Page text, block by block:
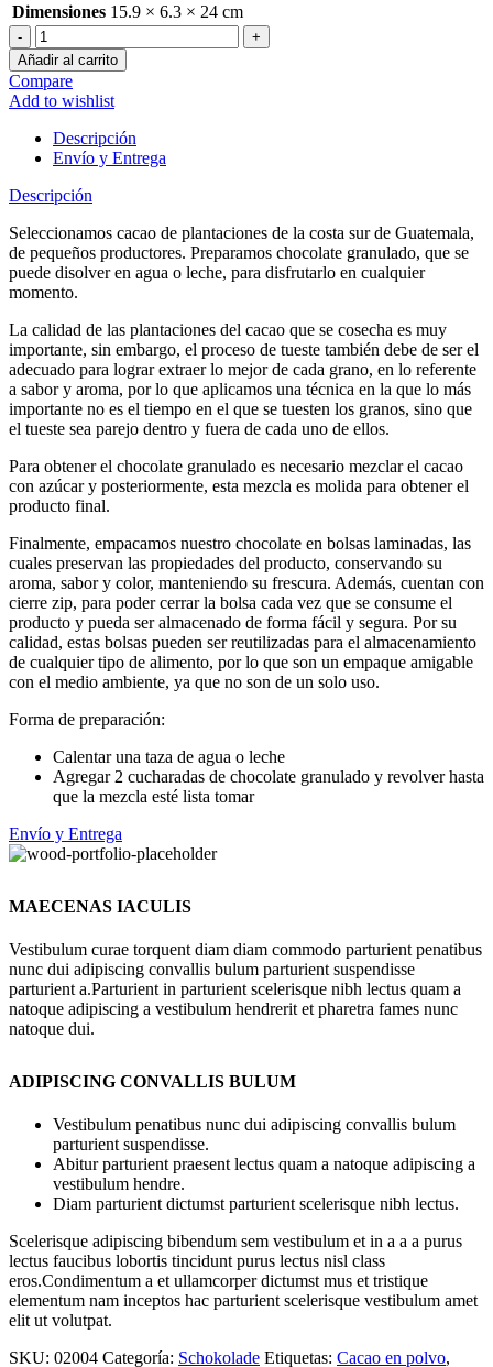
Dimensiones 15.9 × 6.3 × 24 cm
Brincker
Schokolade
Instantáneo
Clásico
400g
cantidad
Añadir al carrito
Compare
Add to wishlist
Descripción
Envío y Entrega
Descripción
Seleccionamos cacao de plantaciones de la costa sur de Guatemala,
de pequeños productores. Preparamos chocolate granulado, que se
puede disolver en agua o leche, para disfrutarlo en cualquier
momento.
La calidad de las plantaciones del cacao que se cosecha es muy
importante, sin embargo, el proceso de tueste también debe de ser el
adecuado para lograr extraer lo mejor de cada grano, en lo referente
a sabor y aroma, por lo que aplicamos una técnica en la que lo más
importante no es el tiempo en el que se tuesten los granos, sino que
el tueste sea parejo dentro y fuera de cada uno de ellos.
Para obtener el chocolate granulado es necesario mezclar el cacao
con azúcar y posteriormente, esta mezcla es molida para obtener el
producto final.
Finalmente, empacamos nuestro chocolate en bolsas laminadas, las
cuales preservan las propiedades del producto, conservando su
aroma, sabor y color, manteniendo su frescura. Además, cuentan con
cierre zip, para poder cerrar la bolsa cada vez que se consume el
producto y pueda ser almacenado de forma fácil y segura. Por su
calidad, estas bolsas pueden ser reutilizadas para el almacenamiento
de cualquier tipo de alimento, por lo que son un empaque amigable
con el medio ambiente, ya que no son de un solo uso.
Forma de preparación:
Calentar una taza de agua o leche
Agregar 2 cucharadas de chocolate granulado y revolver hasta
que la mezcla esté lista tomar
Envío y Entrega
MAECENAS IACULIS
Vestibulum curae torquent diam diam commodo parturient penatibus
nunc dui adipiscing convallis bulum parturient suspendisse
parturient a.Parturient in parturient scelerisque nibh lectus quam a
natoque adipiscing a vestibulum hendrerit et pharetra fames nunc
natoque dui.
ADIPISCING CONVALLIS BULUM
Vestibulum penatibus nunc dui adipiscing convallis bulum
parturient suspendisse.
Abitur parturient praesent lectus quam a natoque adipiscing a
vestibulum hendre.
Diam parturient dictumst parturient scelerisque nibh lectus.
Scelerisque adipiscing bibendum sem vestibulum et in a a a purus
lectus faucibus lobortis tincidunt purus lectus nisl class
eros.Condimentum a et ullamcorper dictumst mus et tristique
elementum nam inceptos hac parturient scelerisque vestibulum amet
elit ut volutpat.
SKU: 02004 Categoría: Schokolade Etiquetas: Cacao en polvo,